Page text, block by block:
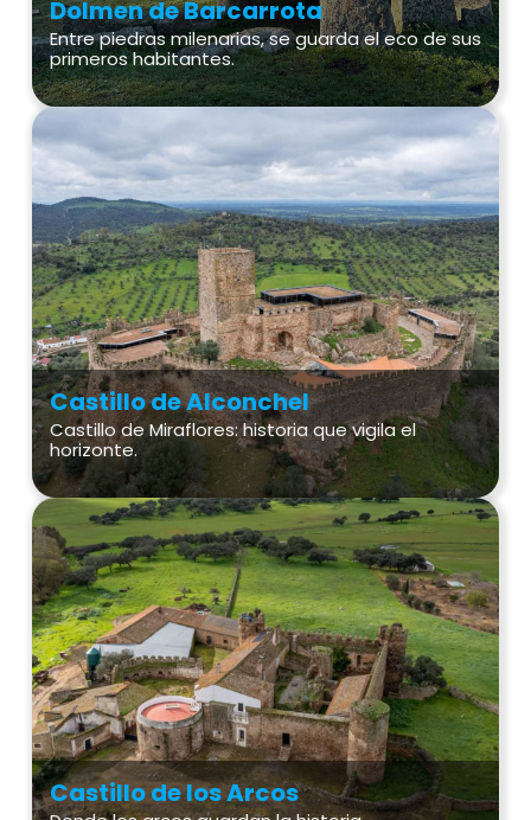
Dolmen de Barcarrota
Entre piedras milenarias, se guarda el eco de sus
primeros habitantes.
Castillo de Alconchel
Castillo de Miraflores: historia que vigila el
horizonte.
Castillo de los Arcos